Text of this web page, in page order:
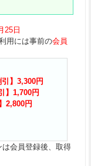
25日
用には事前の会員
引】3,300円
】1,700円
2,800円
は会員登録後、取得